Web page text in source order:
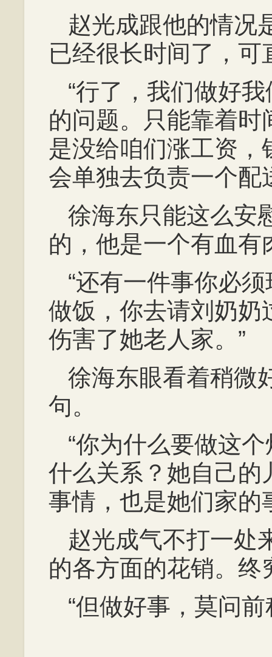
赵光成跟他的情况
已经很长时间了，
“行了，我们做好
的问题。只能靠着
是没给咱们涨工资
会单独去负责一个配
徐海东只能这么安
的，他是一个有血有
“还有一件事你必
做饭，你去请刘奶奶
伤害了她老人家。”
徐海东眼看着稍微
句。
“你为什么要做这
什么关系？她自己的
事情，也是她们家的
赵光成气不打一处
的各方面的花销。
“但做好事，莫问前